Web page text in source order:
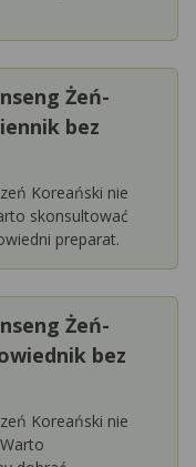
Żeń-
bez
Koreański nie
skonsultować
preparat.
Żeń-
bez
Koreański nie